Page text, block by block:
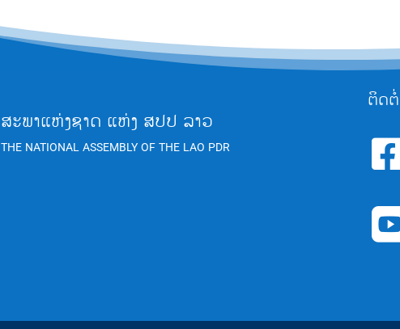
ສະພາແຫ່ງຊາດ ແຫ່ງ ສປປ ລາວ
THE NATIONAL ASSEMBLY OF THE LAO PDR
ຕິດ
